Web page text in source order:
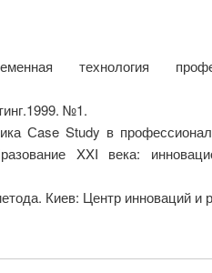
технология
№1.
Сase Study в
XXI века:
Киев: Центр инноваций и